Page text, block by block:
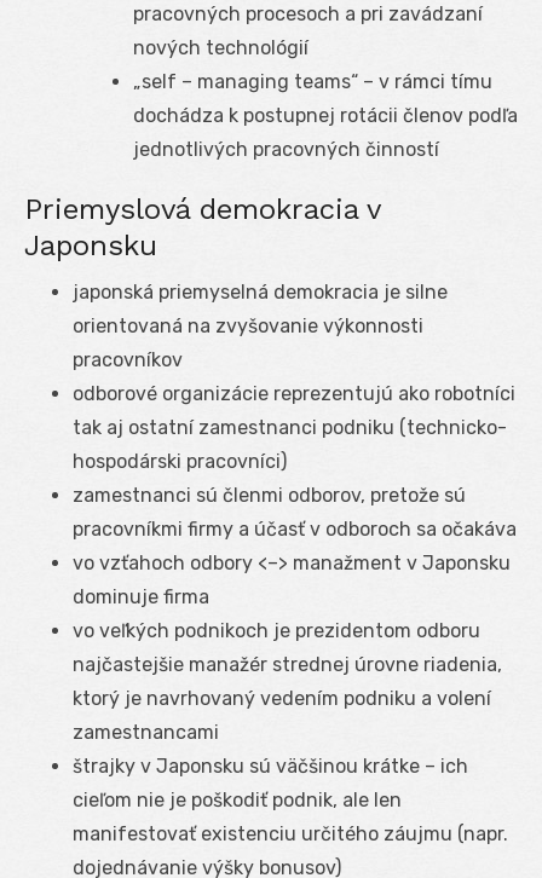
pracovných procesoch a pri zavádzaní
nových technológií
„self – managing teams“ – v rámci tímu
dochádza k postupnej rotácii členov podľa
jednotlivých pracovných činností
Priemyslová demokracia v
Japonsku
japonská priemyselná demokracia je silne
orientovaná na zvyšovanie výkonnosti
pracovníkov
odborové organizácie reprezentujú ako robotníci
tak aj ostatní zamestnanci podniku (technicko-
hospodárski pracovníci)
zamestnanci sú členmi odborov, pretože sú
pracovníkmi firmy a účasť v odboroch sa očakáva
vo vzťahoch odbory <–> manažment v Japonsku
dominuje firma
vo veľkých podnikoch je prezidentom odboru
najčastejšie manažér strednej úrovne riadenia,
ktorý je navrhovaný vedením podniku a volení
zamestnancami
štrajky v Japonsku sú väčšinou krátke – ich
cieľom nie je poškodiť podnik, ale len
manifestovať existenciu určitého záujmu (napr.
dojednávanie výšky bonusov)